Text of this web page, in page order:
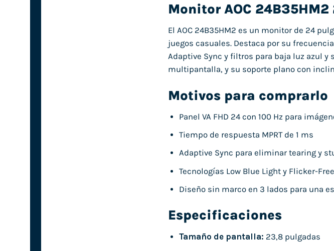
Monitor AOC 24B35HM2
El AOC 24B35HM2 es un monitor de 24
juegos casuales. Destaca por su
Adaptive Sync y filtros para baja luz azul
multipantalla, y su soporte plano con
Motivos para comprarlo
Panel VA FHD 24 con 100 Hz para
Tiempo de respuesta MPRT de 1 ms
Adaptive Sync para eliminar tearing y
Tecnologías Low Blue Light y Flicker-
Diseño sin marco en 3 lados para una
Especificaciones
Tamaño de pantalla: 23,8 pulgadas